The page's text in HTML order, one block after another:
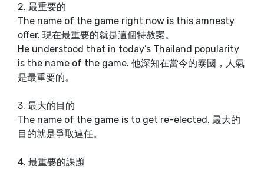
2. 最重要的
The name of the game right now is this amnesty
offer. 現在最重要的就是這個特赦案。
He understood that in today’s Thailand popularity
is the name of the game. 他深知在當今的泰國，人氣
是最重要的。
3. 最大的目的
The name of the game is to get re-elected. 最大的
目的就是爭取連任。
4. 最重要的課題